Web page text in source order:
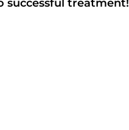
successful treatment!